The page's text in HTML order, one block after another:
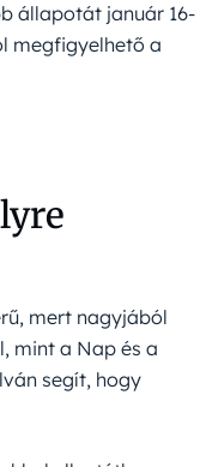
állapotát január 16-
megfigyelhető a
mert nagyjából
mint a Nap és a
segít, hogy